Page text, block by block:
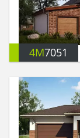
4M7051